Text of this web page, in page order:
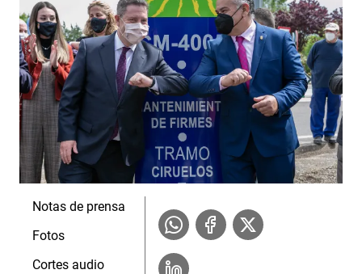
Notas de prensa
Fotos
Cortes audio